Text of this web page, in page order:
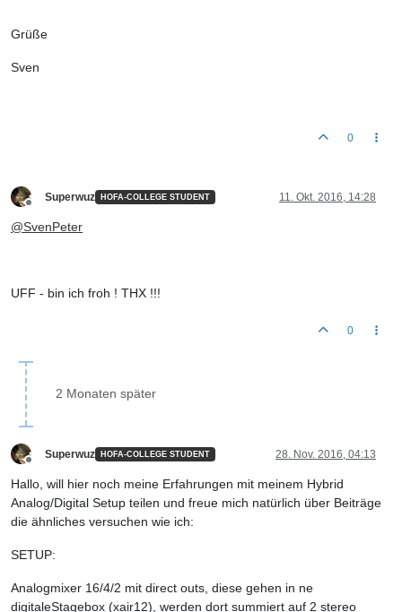
Grüße
Sven
0
Superwuz HOFA-COLLEGE STUDENT 11. Okt. 2016, 14:28
@SvenPeter
UFF - bin ich froh ! THX !!!
0
2 Monaten später
Superwuz HOFA-COLLEGE STUDENT 28. Nov. 2016, 04:13
Hallo, will hier noch meine Erfahrungen mit meinem Hybrid
Analog/Digital Setup teilen und freue mich natürlich über Beiträge
die ähnliches versuchen wie ich:
SETUP:
Analogmixer 16/4/2 mit direct outs, diese gehen in ne
digitaleStagebox (xair12), werden dort summiert auf 2 stereo